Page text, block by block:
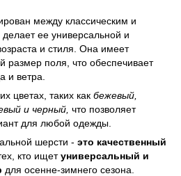
между классическим и
ее универсальной и
и стиля. Она имеет
размер поля, что обеспечивает
и ветра.
цветах, таких как бежевый,
и черный, что позволяет
для любой одежды.
шерсти - это качественный
кто ищетуниверсальный и
для осенне-зимнего сезона.